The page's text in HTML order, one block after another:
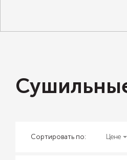
Сортировать по: Цене